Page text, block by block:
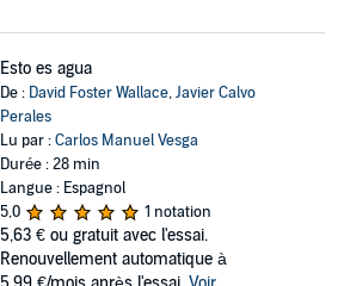
Esto es agua
De : David Foster Wallace,Javier Calvo
Perales
Lu par :Carlos Manuel Vesga
Durée : 28 min
Langue : Espagnol
5,0
1 notation
5,63 € ou gratuit avec l'essai.
Renouvellement automatique à